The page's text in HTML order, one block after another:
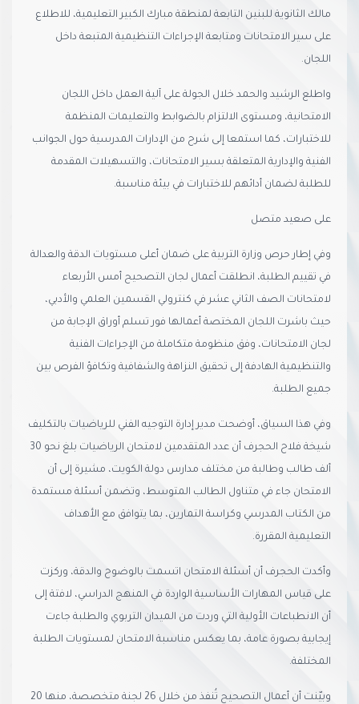
مالك الثانوية للبنين التابعة لمنطقة مبارك الكبير التعليمية، للاطلاع
على سير الامتحانات ومتابعة الإجراءات التنظيمية المتبعة داخل
اللجان.
واطلع الرشيد والحمد خلال الجولة على آلية العمل داخل اللجان
الامتحانية، ومستوى الالتزام بالضوابط والتعليمات المنظمة
للاختبارات، كما استمعا إلى شرح من الإدارات المدرسية حول الجوانب
الفنية والإدارية المتعلقة بسير الامتحانات، والتسهيلات المقدمة
للطلبة لضمان أدائهم للاختبارات في بيئة مناسبة.
على صعيد متصل
وفي إطار حرص وزارة التربية على ضمان أعلى مستويات الدقة والعدالة
في تقييم الطلبة، انطلقت أعمال لجان التصحيح أمس الأربعاء
لامتحانات الصف الثاني عشر في كنترولي القسمين العلمي والأدبي،
حيث باشرت اللجان المختصة أعمالها فور تسلم أوراق الإجابة من
لجان الامتحانات، وفق منظومة متكاملة من الإجراءات الفنية
والتنظيمية الهادفة إلى تحقيق النزاهة والشفافية وتكافؤ الفرص بين
جميع الطلبة.
وفي هذا السياق، أوضحت مدير إدارة التوجيه الفني للرياضيات بالتكليف
شيخة فلاح الحجرف أن عدد المتقدمين لامتحان الرياضيات بلغ نحو 30
ألف طالب وطالبة من مختلف مدارس دولة الكويت، مشيرة إلى أن
الامتحان جاء في متناول الطالب المتوسط، وتضمن أسئلة مستمدة
من الكتاب المدرسي وكراسة التمارين، بما يتوافق مع الأهداف
التعليمية المقررة.
وأكدت الحجرف أن أسئلة الامتحان اتسمت بالوضوح والدقة، وركزت
على قياس المهارات الأساسية الواردة في المنهج الدراسي، لافتة إلى
أن الانطباعات الأولية التي وردت من الميدان التربوي والطلبة جاءت
إيجابية بصورة عامة، بما يعكس مناسبة الامتحان لمستويات الطلبة
المختلفة.
وبيّنت أن أعمال التصحيح تُنفذ من خلال 26 لجنة متخصصة، منها 20